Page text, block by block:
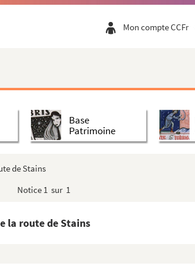
Mon compte CCFr
Base
Patrimoine
de Stains
Notice 1 sur 1
la route de Stains
n°1
un petit ruisseau
l'Ecole Diez